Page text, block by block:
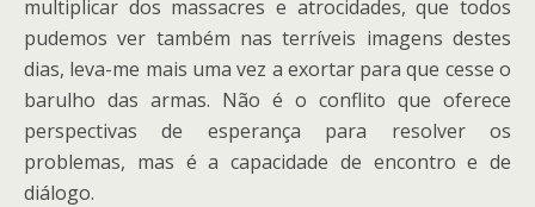
multiplicar dos massacres e atrocidades, que todos
pudemos ver também nas terríveis imagens destes
dias, leva-me mais uma vez a exortar para que cesse o
barulho das armas. Não é o conflito que oferece
perspectivas de esperança para resolver os
problemas, mas é a capacidade de encontro e de
diálogo.